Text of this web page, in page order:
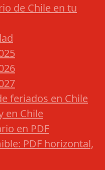
de Chile en tu
feriados en Chile
en Chile
en PDF
PDF horizontal,